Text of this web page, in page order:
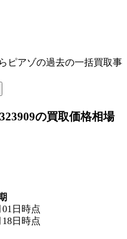
ピアゾの過去の一括買取事
の買取価格相場
01日時点
18日時点